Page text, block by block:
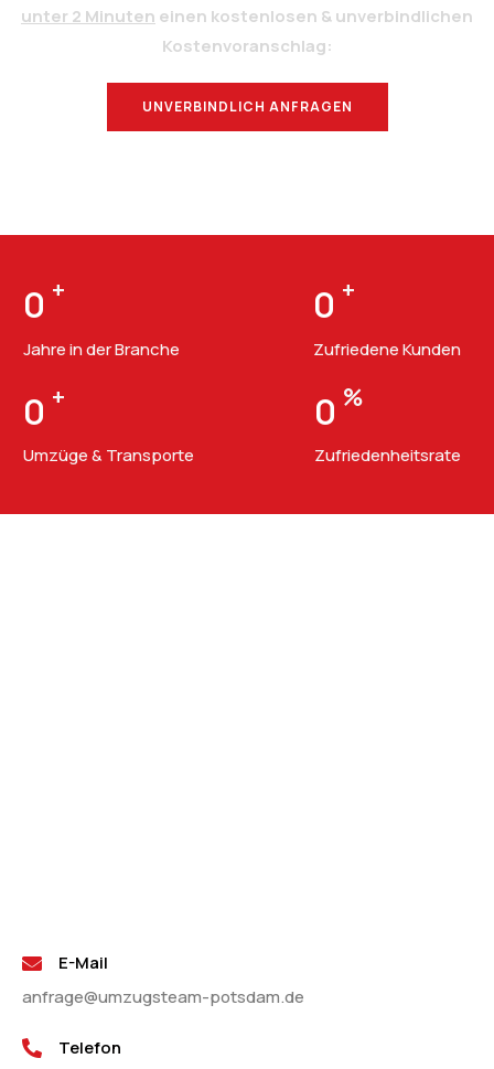
unter 2 Minuten einen kostenlosen & unverbindlichen
Kostenvoranschlag:
UNVERBINDLICH ANFRAGEN
0 +
Jahre in der Branche
0 +
Zufriedene Kunden
0 +
Umzüge & Transporte
0 %
Zufriedenheitsrate
E-Mail
anfrage@umzugsteam-potsdam.de
Telefon